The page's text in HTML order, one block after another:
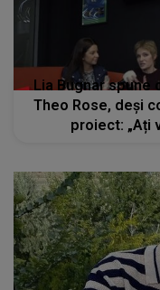
Lia Bugnar spune
Theo Rose, deși
proiect: „Ați